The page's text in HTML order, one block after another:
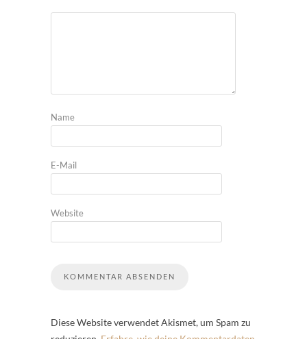
Name
E-Mail
Website
Diese Website verwendet Akismet, um Spam zu